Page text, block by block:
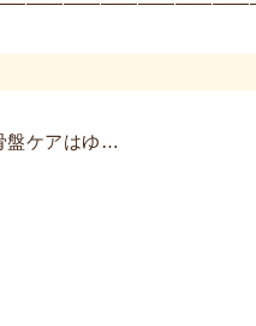
産後の骨盤ケアはゆずの木整骨院で！